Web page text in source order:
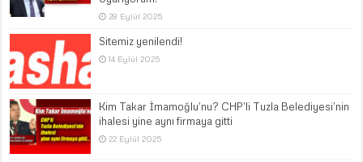
28 Eylül 2025
Sitemiz yenilendi!
14 Eylül 2025
Kim Takar İmamoğlu’nu? CHP’li Tuzla Belediyesi’nin
ihalesi yine aynı firmaya gitti
22 Eylül 2025